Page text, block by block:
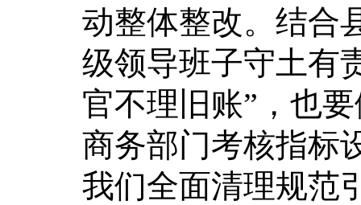
动整体整改。结合
级领导班子守土有
官不理旧账”，也
商务部门考核指标
我们全面清理规范